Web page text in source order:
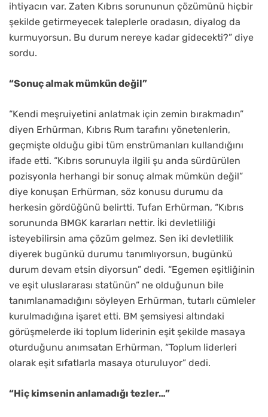
ihtiyacın var. Zaten Kıbrıs sorununun çözümünü hiçbir
şekilde getirmeyecek taleplerle oradasın, diyalog da
kurmuyorsun. Bu durum nereye kadar gidecekti?” diye
sordu.
“Sonuç almak mümkün değil”
“Kendi meşruiyetini anlatmak için zemin bırakmadın”
diyen Erhürman, Kıbrıs Rum tarafını yönetenlerin,
geçmişte olduğu gibi tüm enstrümanları kullandığını
ifade etti. “Kıbrıs sorunuyla ilgili şu anda sürdürülen
pozisyonla herhangi bir sonuç almak mümkün değil”
diye konuşan Erhürman, söz konusu durumu da
herkesin gördüğünü belirtti. Tufan Erhürman, “Kıbrıs
sorununda BMGK kararları nettir. İki devletliliği
isteyebilirsin ama çözüm gelmez. Sen iki devletlilik
diyerek bugünkü durumu tanımlıyorsun, bugünkü
durum devam etsin diyorsun” dedi. “Egemen eşitliğinin
ve eşit uluslararası statünün” ne olduğunun bile
tanımlanamadığını söyleyen Erhürman, tutarlı cümleler
kurulmadığına işaret etti. BM şemsiyesi altındaki
görüşmelerde iki toplum liderinin eşit şekilde masaya
oturduğunu anımsatan Erhürman, “Toplum liderleri
olarak eşit sıfatlarla masaya oturuluyor” dedi.
“Hiç kimsenin anlamadığı tezler…”